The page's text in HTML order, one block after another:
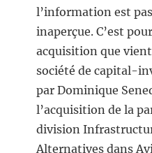
l’information est
inaperçue. C’est
acquisition que
société de capital-
par Dominique
l’acquisition de la
division
Alternatives dans